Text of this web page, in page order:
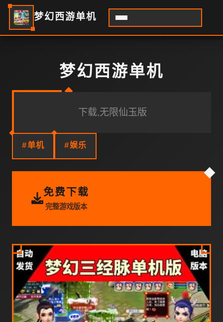
梦幻西游单机
梦幻西游单机
下载,无限仙玉版
#单机 #娱乐
免费下载
完整游戏版本